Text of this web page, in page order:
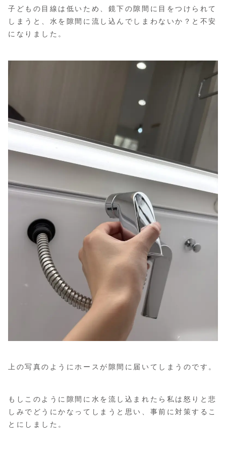
子どもの目線は低いため、鏡下の隙間に目をつけられて
しまうと、水を隙間に流し込んでしまわないか？と不安
になりました。
上の写真のようにホースが隙間に届いてしまうのです。
もしこのように隙間に水を流し込まれたら私は怒りと悲
しみでどうにかなってしまうと思い、事前に対策するこ
とにしました。